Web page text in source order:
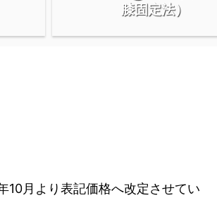
膝固定法）
10月より表記価格へ改定させてい